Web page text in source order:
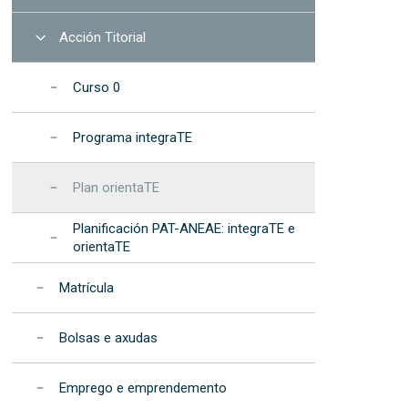
Resultados: informes
Estratéxico da EET
Acreditación
institucional
de Dispositivos de Fotónica
Integrada (2025)
da Muller e da Nena nas TIC – “Elas
da Muller e da Nena na Ciencia - "Elas
Abrir
Acción Titorial
Curso 0
Programa integraTE
Plan orientaTE
Planificación PAT-ANEAE: integraTE e
orientaTE
Matrícula
Bolsas e axudas
Emprego e emprendemento